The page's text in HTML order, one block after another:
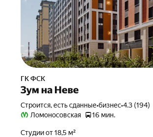
ГК ФСК
Зум на Неве
Строится, есть сданные•бизнес•4.3 (194)
Ломоносовская
16 мин.
Студии от 18,5 м²